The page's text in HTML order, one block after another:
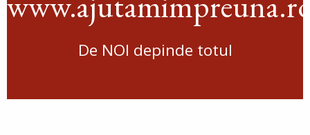
De NOI depinde totul